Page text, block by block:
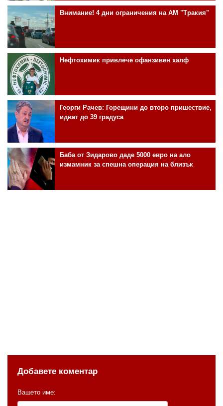
Внимание! 4 дни ограничения на АМ "Тракия"
Нефтохимик привлече офанзивен халф
Георги Рачев: Горещини до второ пришествие,
идват до 39 градуса
Баба от Зидарово даде 5000 евро на ало
измамник за спешна операция на близък
Добавете коментар
Вашето име: